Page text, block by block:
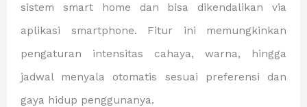
sistem smart home dan bisa dikendalikan via
aplikasi smartphone. Fitur ini memungkinkan
pengaturan intensitas cahaya, warna, hingga
jadwal menyala otomatis sesuai preferensi dan
gaya hidup penggunanya.